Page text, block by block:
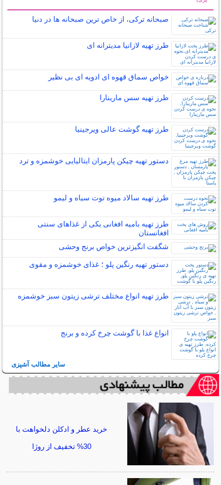
صبحانه ترکی، از خاص ترین صبحانه ها در دنیا
طرز تهیه لازانیا مدیترانه ای
خواص سماق قهوه ای ادویه ای بی نظیر
طرز تهیه سس مارینارا
طرز تهیه گوشت عالی ویرجینیا
دستور تهیه چیکن پارمزان ایتالیایی خوشمزه و ترد
طرز تهیه سالاد میوه توت سیاه و لیمو
طرز تهیه بامیه افغانی یکی از غذاهای سنتی
افغانستان
شگفت انگیزترین خواص برنج وحشی
دستور تهیه رنگین پلو ؛ غذای خوشمزه و مقوی
طرز تهیه انواع مختلف ترشی زیتون سبز خوشمزه
انواع غذا با گوشت چرخ کرده و برنج
سایر مطالب آشپزی
خرید عطر و ادکلن دلخواهت با
30% تخفیف از روژا